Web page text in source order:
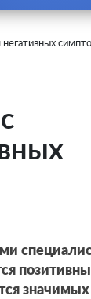
негативных